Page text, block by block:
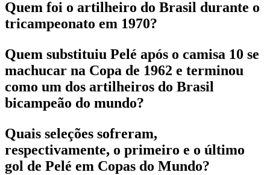
Quem foi o artilheiro do Brasil durante o
tricampeonato em 1970?
Quem substituiu Pelé após o camisa 10 se
machucar na Copa de 1962 e terminou
como um dos artilheiros do Brasil
bicampeão do mundo?
Quais seleções sofreram,
respectivamente, o primeiro e o último
gol de Pelé em Copas do Mundo?